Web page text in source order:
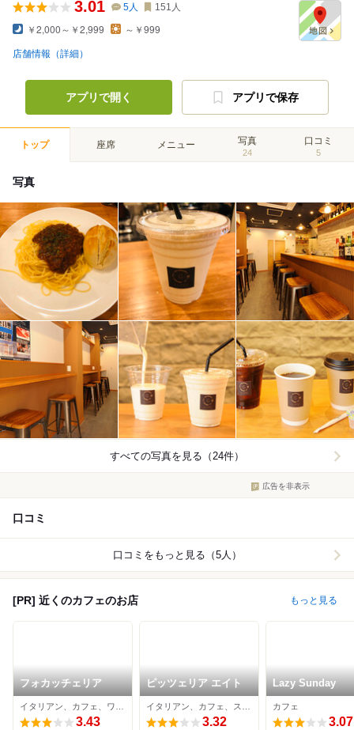
3.01 5人 151 人
￥2,000～￥2,999 ～￥999
店舗情報（詳細）
アプリで開く アプリで保存
トップ 座席 メニュー 写真
24
口コミ
5
写真
すべての写真を見る（24件）
広告を非表示
口コミ
口コミをもっと見る（5人）
[PR] 近くのカフェのお店 もっと見る
フォカッチェリア
3.43
ピッツェリア エイト
3.32
Lazy Sunday
カフェ
3.07